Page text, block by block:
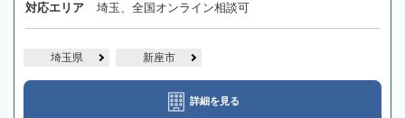
対応エリア 埼玉、全国オンライン相談可
埼玉県 新座市
詳細を見る